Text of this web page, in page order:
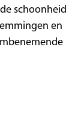
schoonheid
en